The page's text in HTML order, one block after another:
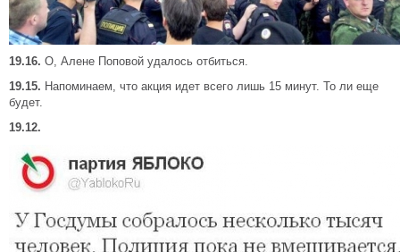
19.16. О, Алене Поповой удалось отбиться.
19.15. Напоминаем, что акция идет всего лишь 15 минут. То ли еще
будет.
19.12.